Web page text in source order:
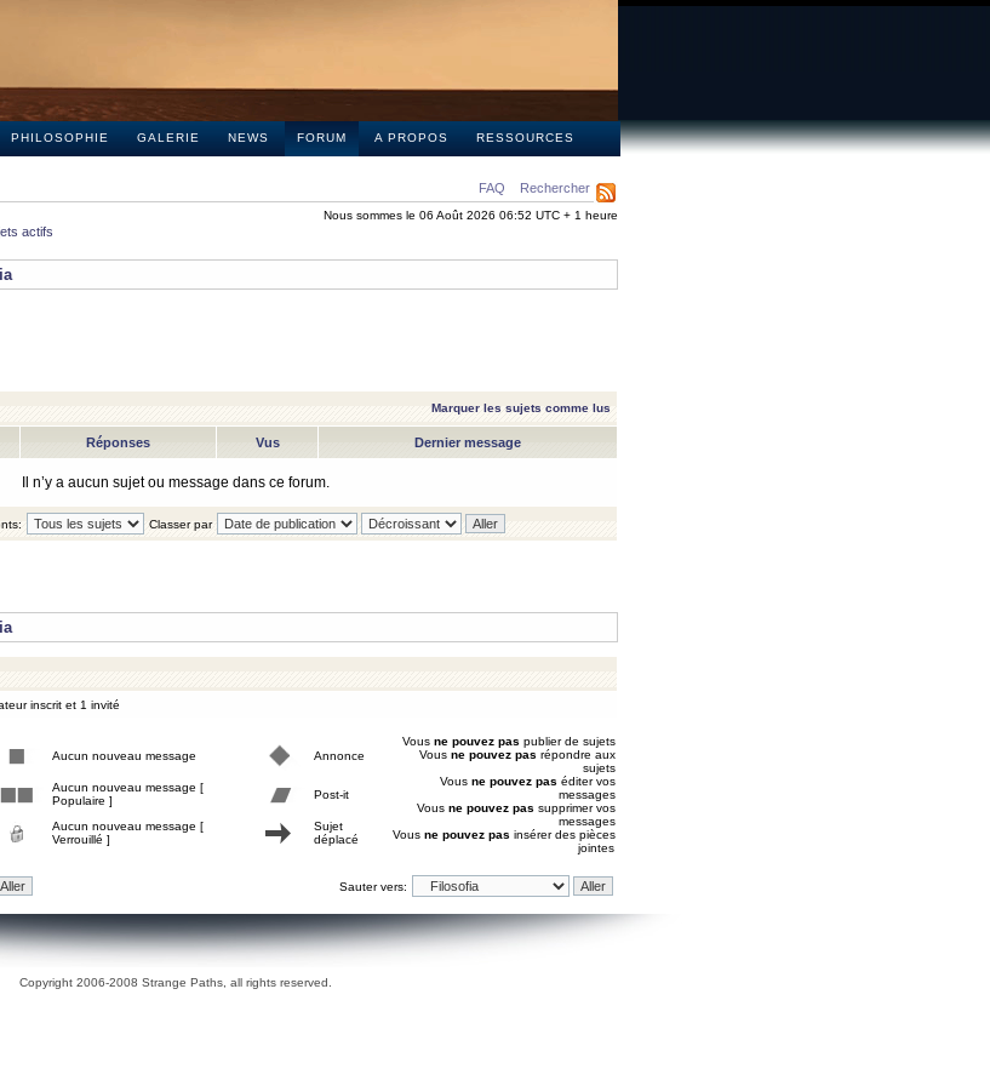
PHILOSOPHIE GALERIE NEWS FORUM A PROPOS RESSOURCES
FAQ Rechercher
Nous sommes le 06 Août 2026 06:52 UTC + 1 heure
actifs
Marquer les sujets comme lus
Réponses Vus Dernier message
Il n’y a aucun sujet ou message dans ce forum.
Classer par
inscrit et 1 invité
Aucun nouveau message Annonce
Aucun nouveau message [
Populaire ]
Post-it
Aucun nouveau message [
Verrouillé ]
Sujet
déplacé
Vous ne pouvez pas publier de sujets
Vous ne pouvez pas répondre aux
sujets
Vous ne pouvez pas éditer vos
messages
Vous ne pouvez pas supprimer vos
messages
Vous ne pouvez pas insérer des pièces
jointes
Sauter vers:
Copyright 2006-2008 Strange Paths, all rights reserved.